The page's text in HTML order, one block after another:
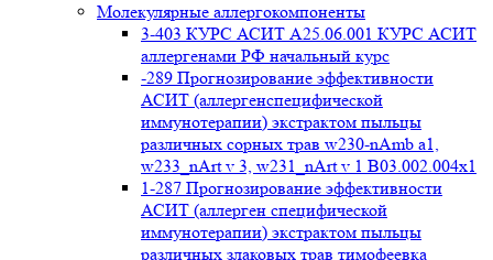
Молекулярные аллергокомпоненты
3-403 КУРС АСИТ А25.06.001 КУРС АСИТ
аллергенами РФ начальный курс
-289 Прогнозирование эффективности
АСИТ (аллергенспецифической
иммунотерапии) экстрактом пыльцы
различных сорных трав w230-nAmb a1,
w233_nArt v 3, w231_nArt v 1 В03.002.004x1
1-287 Прогнозирование эффективности
АСИТ (аллерген специфической
иммунотерапии) экстрактом пыльцы
различных злаковых трав тимофеевка